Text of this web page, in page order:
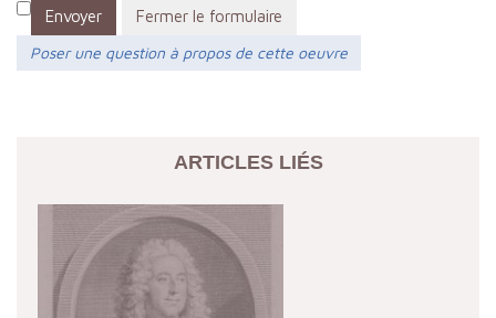
Envoyer
Fermer le formulaire
Poser une question à propos de cette oeuvre
ARTICLES LIÉS